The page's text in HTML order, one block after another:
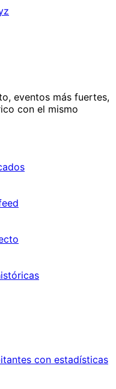
eventos más fuertes,
con el mismo
con estadísticas